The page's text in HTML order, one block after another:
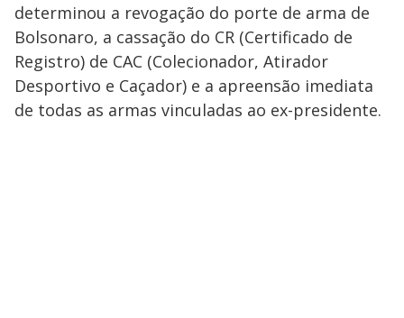
determinou a revogação do porte de arma de
Bolsonaro, a cassação do CR (Certificado de
Registro) de CAC (Colecionador, Atirador
Desportivo e Caçador) e a apreensão imediata
de todas as armas vinculadas ao ex-presidente.